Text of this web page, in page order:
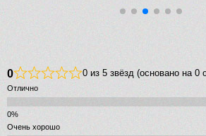
0 0 из 5 звёзд (основано на 0
Отлично
Очень хорошо